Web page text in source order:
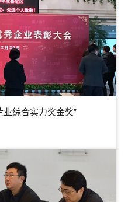
业综合实力奖金奖”